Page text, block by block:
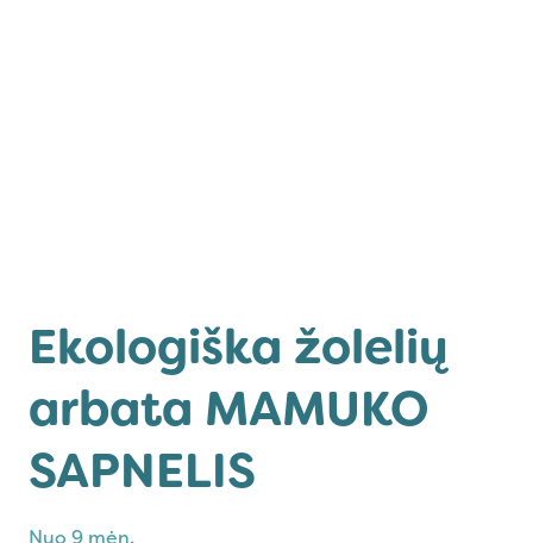
Ekologiška žolelių
arbata MAMUKO
SAPNELIS
Nuo 9 mėn.